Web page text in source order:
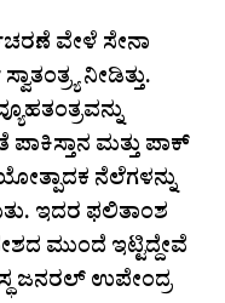
ವೇಳೆ ಸೇನಾ
ನೀಡಿತ್ತು.
ಮತ್ತು ಪಾಕ್‌
ನೆಲೆಗಳನ್ನು
ಇದರ ಫಲಿತಾಂಶ
ಮುಂದೆ ಇಟ್ಟಿದ್ದೇವೆ
ಜನರಲ್‌ ಉಪೇಂದ್ರ